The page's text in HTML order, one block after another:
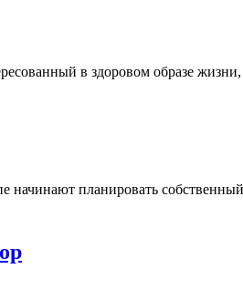
в здоровом образе жизни,
начинают планировать